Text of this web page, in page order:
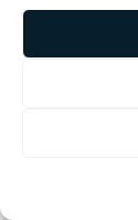
intervenire.
“Cari
sentimenti di
Papa. Però,se
Commissario